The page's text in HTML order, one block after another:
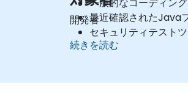
最近確認されたJava
セキュリティテスト
安全なコーディング
開発者
続きを読む